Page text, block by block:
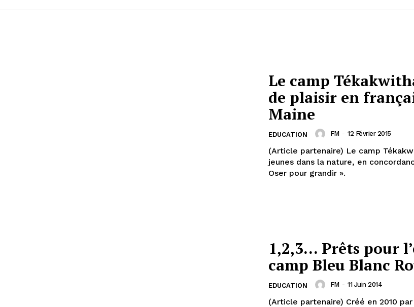
Le camp
de plaisir en
Maine
EDUCATION FM - 12 Février 2015
(Article partenaire) Le camp
jeunes dans la nature, en
Oser pour grandir ».
1,2,3… Prêts pour
camp Bleu Blanc
EDUCATION FM - 11 Juin 2014
(Article partenaire) Créé en 2010